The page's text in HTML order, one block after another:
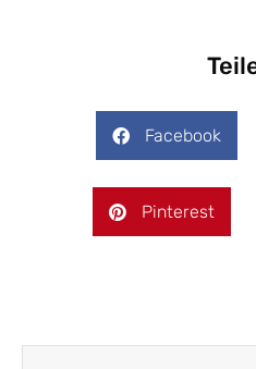
Facebook
Pinterest